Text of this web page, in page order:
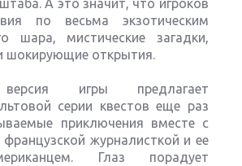
А это значит, что игроков
по весьма экзотическим
шара, мистические загадки,
шокирующие открытия.
версия игры предлагает
серии квестов еще раз
приключения вместе с
журналисткой и ее
Глаз порадует